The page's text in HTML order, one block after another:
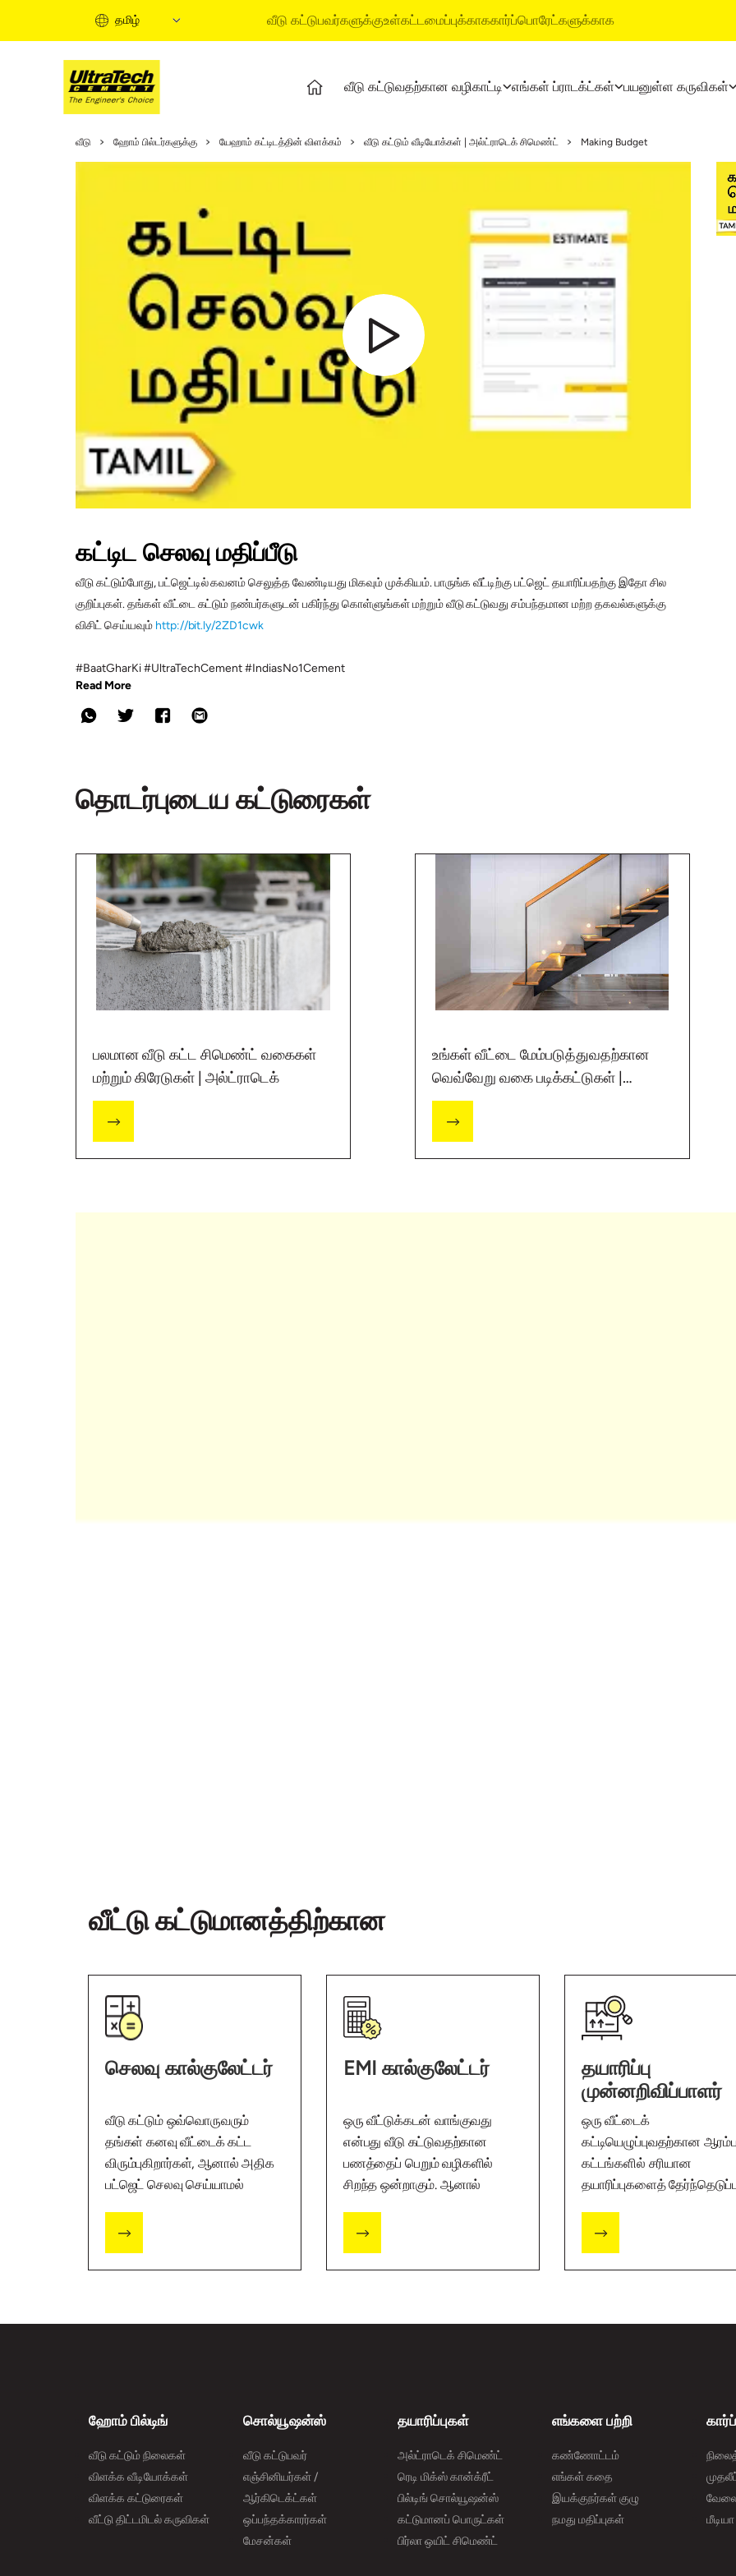
தமிழ் வீடு கட்டுபவர்களுக்குஉள்கட்டமைப்புக்காககார்ப்பொரேட்களுக்காக
வீடு கட்டுவதற்கான வழிகாட்டி எங்கள் ப்ராடக்ட்கள் பயனுள்ள கருவிகள்
வீடு கட்டுமானத்தின் நிலைகள்
பை சொல்யூஷன்ஸ்
குயிக் கைட்
ஹோம் பில்டிங் பேசிக்ஸ்
அல்ட்ராடெக் சிமென்ட்
ரெடி மிக்ஸ் கான்க்ரீட்
அல்ட்ராடெக் பில்டிங் சொல்யூஷன்ஸ்
வாட்டர்ப்ரூஃபிங் சிஸ்டம்ஸ்
டைல் & மார்பிள் ஃபிட்டிங்
வீடு ஹோம் பில்டர்களுக்கு யேஹாம் கட்டிடத்தின் விளக்கம் வீடு கட்டும் வீடியோக்கள் | அல்ட்ராடெக் சிமெண்ட் Making Budget
கட்டிட செலவு மதிப்பீடு
வீடு கட்டும்போது, பட்ஜெட்டில் கவனம் செலுத்த வேண்டியது மிகவும் முக்கியம். பாருங்க வீட்டிற்கு பட்ஜெட் தயாரிப்பதற்கு இதோ சில
குறிப்புகள். தங்கள் வீட்டை கட்டும் நண்பர்களுடன் பகிர்ந்து கொள்ளுங்கள் மற்றும் வீடு கட்டுவது சம்பந்தமான மற்ற தகவல்களுக்கு
விசிட் செய்யவும் http://bit.ly/2ZD1cwk
#BaatGharKi #UltraTechCement #IndiasNo1Cement
Read More
தொடர்புடைய கட்டுரைகள்
பலமான வீடு கட்ட சிமெண்ட் வகைகள்
மற்றும் கிரேடுகள் | அல்ட்ராடெக்
உங்கள் வீட்டை மேம்படுத்துவதற்கான
வெவ்வேறு வகை படிக்கட்டுகள் |
அல்ட்ராடெக்
வீட்டு கட்டுமானத்திற்கான
செலவு கால்குலேட்டர்
வீடு கட்டும் ஒவ்வொருவரும்
தங்கள் கனவு வீட்டைக் கட்ட
விரும்புகிறார்கள், ஆனால் அதிக
பட்ஜெட் செலவு செய்யாமல்
EMI கால்குலேட்டர்
ஒரு வீட்டுக்கடன் வாங்குவது
என்பது வீடு கட்டுவதற்கான
பணத்தைப் பெறும் வழிகளில்
சிறந்த ஒன்றாகும். ஆனால்
வேண்டும் என்ற கேள்வியை
கேட்கிறார்கள்.
தயாரிப்பு
முன்னறிவிப்பாளர்
ஒரு வீட்டைக்
கட்டியெழுப்புவதற்கான ஆரம்ப
கட்டங்களில் சரியான
தயாரிப்புகளைத்
ஹோம் பில்டிங்
வீடு கட்டும் நிலைகள்
விளக்க வீடியோக்கள்
விளக்க கட்டுரைகள்
வீட்டு திட்டமிடல் கருவிகள்
சொல்யூஷன்ஸ்
வீடு கட்டுபவர்
எஞ்சினியர்கள் /
ஆர்கிடெக்ட்கள்
ஒப்பந்தக்காரர்கள்
மேசன்கள்
தயாரிப்புகள்
அல்ட்ராடெக் சிமெண்ட்
ரெடி மிக்ஸ் கான்க்ரீட்
பில்டிங் சொல்யூஷன்ஸ்
கட்டுமானப் பொருட்கள்
பிர்லா ஒயிட் சிமெண்ட்
எங்களை பற்றி
கண்ணோட்டம்
எங்கள் கதை
இயக்குநர்கள் குழு
நமது மதிப்புகள்
மீடியா